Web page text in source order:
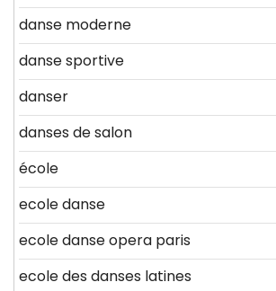
danse moderne
danse sportive
danser
danses de salon
école
ecole danse
ecole danse opera paris
ecole des danses latines